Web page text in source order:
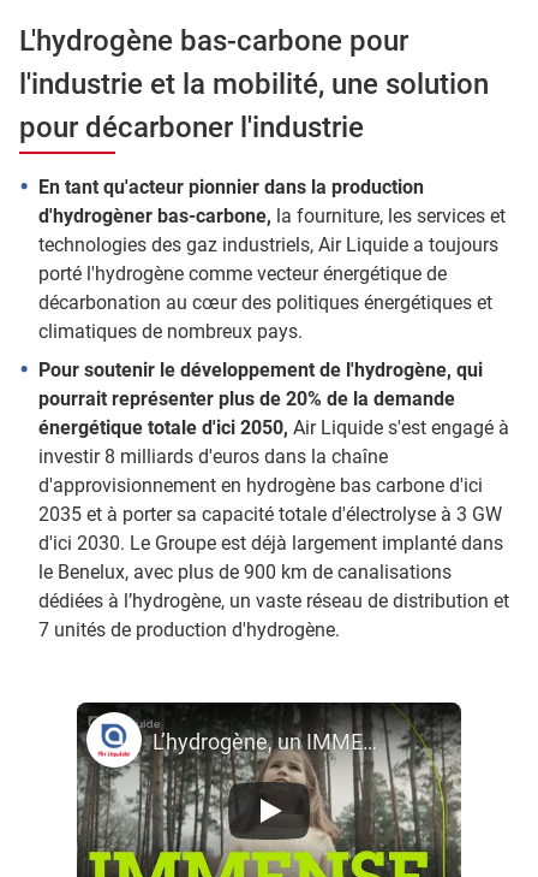
L'hydrogène bas-carbone pour
l'industrie et la mobilité, une solution
pour décarboner l'industrie
L’hydrogène, un IMMENSE potentiel – Air Liquide
En tant qu'acteur pionnier dans la production
d'hydrogèner bas-carbone, la fourniture, les services et
technologies des gaz industriels, Air Liquide a toujours
porté l'hydrogène comme vecteur énergétique de
décarbonation au cœur des politiques énergétiques et
climatiques de nombreux pays.
Pour soutenir le développement de l'hydrogène, qui
pourrait représenter plus de 20% de la demande
énergétique totale d'ici 2050, Air Liquide s'est engagé à
investir 8 milliards d'euros dans la chaîne
d'approvisionnement en hydrogène bas carbone d'ici
2035 et à porter sa capacité totale d'électrolyse à 3 GW
d'ici 2030. Le Groupe est déjà largement implanté dans
le Benelux, avec plus de 900 km de canalisations
dédiées à l’hydrogène, un vaste réseau de distribution et
7 unités de production d'hydrogène.